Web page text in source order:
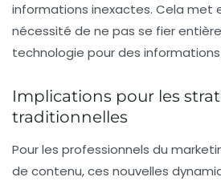
informations inexactes. Cela met
nécessité de ne pas se fier
technologie pour des
Implications pour les
traditionnelles
Pour les professionnels du
de contenu, ces nouvelles